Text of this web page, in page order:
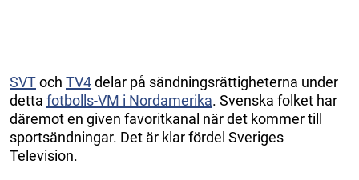
SVToch TV4delar på sändningsrättigheterna under
detta fotbolls-VM i Nordamerika. Svenska folket har
däremot en given favoritkanal när det kommer till
sportsändningar. Det är klar fördel Sveriges
Television.